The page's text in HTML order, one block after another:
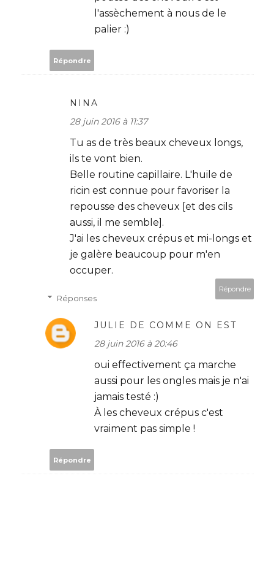
l'assèchement à nous de le
palier :)
Répondre
NINA
28 juin 2016 à 11:37
Tu as de très beaux cheveux longs,
ils te vont bien.
Belle routine capillaire. L'huile de
ricin est connue pour favoriser la
repousse des cheveux [et des cils
aussi, il me semble].
J'ai les cheveux crépus et mi-longs et
je galère beaucoup pour m'en
occuper.
Répondre
Réponses
JULIE DE COMME ON EST
28 juin 2016 à 20:46
oui effectivement ça marche
aussi pour les ongles mais je n'ai
jamais testé :)
À les cheveux crépus c'est
vraiment pas simple !
Répondre